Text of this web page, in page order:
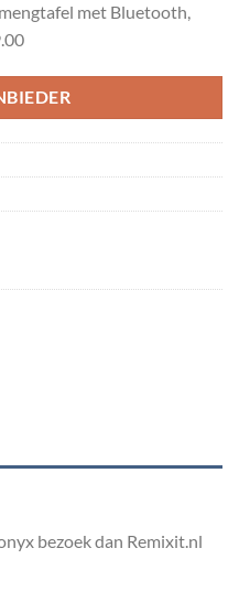
met Bluetooth,
bezoek dan Remixit.nl